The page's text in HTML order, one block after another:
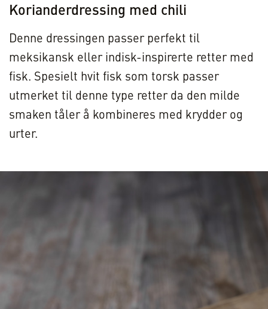
Korianderdressing med chili
Denne dressingen passer perfekt til
meksikansk eller indisk-inspirerte retter med
fisk. Spesielt hvit fisk som torsk passer
utmerket til denne type retter da den milde
smaken tåler å kombineres med krydder og
urter.